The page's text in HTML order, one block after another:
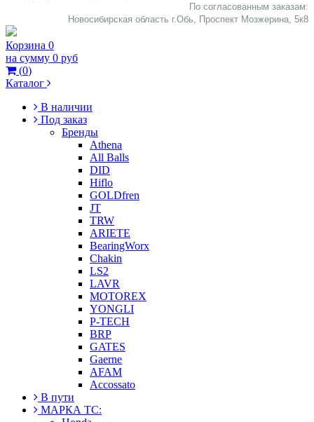
По согласованным заказам:
Новосибирская область г.Обь, Проспект Мозжерина, 5к8​
Корзина 0
на сумму 0 руб
(0)
Каталог
В наличии
Под заказ
Бренды
Athena
All Balls
DID
Hiflo
GOLDfren
JT
TRW
ARIETE
BearingWorx
Chakin
LS2
LAVR
MOTOREX
YONGLI
P-TECH
BRP
GATES
Gaerne
AFAM
Accossato
В пути
МАРКА ТС: